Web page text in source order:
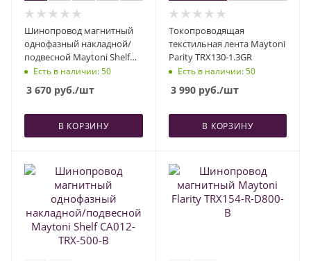
Шинопровод магнитный
однофазный накладной/
подвесной Maytoni Shelf
CA012-TRX-300-B
Есть в наличии: 50
3 670 руб./шт
В КОРЗИНУ
Токопроводящая
текстильная лента Maytoni
Parity TRX130-1.3GR
Есть в наличии: 50
3 990руб./шт
В КОРЗИНУ